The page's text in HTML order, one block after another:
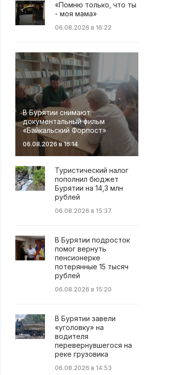
«Помню только, что ты
- моя мама»
06.08.2026 в 16:22
В Бурятии снимают
документальный фильм
«Байкальский Форпост»
06.08.2026 в 16:14
Туристический налог
пополнил бюджет
Бурятии на 14,3 млн
рублей
06.08.2026 в 15:37
В Бурятии подросток
помог вернуть
пенсионерке
потерянные 15 тысяч
рублей
06.08.2026 в 15:20
В Бурятии завели
«уголовку» на
водителя
перевернувшегося на
реке грузовика
06.08.2026 в 14:53